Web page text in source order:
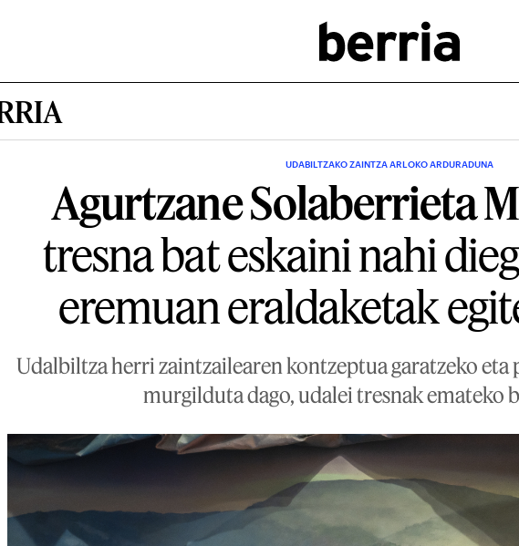
UDABILTZAKO ZAINTZA ARLOKO ARDURADUNA
Agurtzane Solaberrieta
tresna bat eskaini nahi
eremuan eraldaketak
Udalbiltza herri zaintzailearen kontzeptua garatzeko
murgilduta dago, udalei tresnak emateko